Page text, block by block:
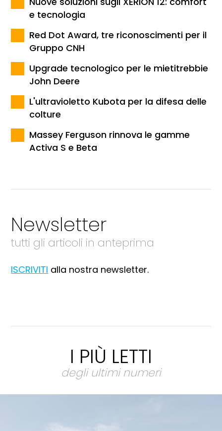
e tecnologia
Red Dot Award, tre riconoscimenti per il
Gruppo CNH
Upgrade tecnologico per le mietitrebbie
John Deere
L'ultravioletto Kubota per la difesa delle
colture
Massey Ferguson rinnova le gamme
Activa S e Beta
Newsletter
tutti gli articoli in anteprima
ISCRIVITI alla nostra newsletter.
I PIÙ LETTI
degli ultimi numeri